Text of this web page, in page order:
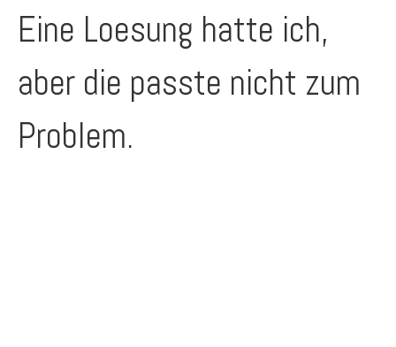
Eine Loesung hatte ich,
aber die passte nicht zum
Problem.